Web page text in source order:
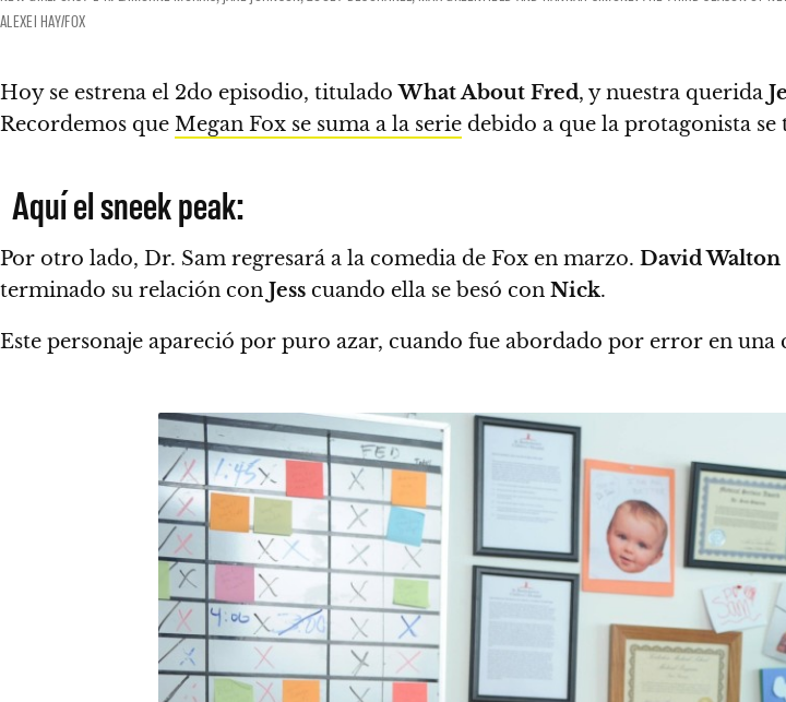
ALEXEI HAY/FOX
Hoy se estrena el 2do episodio, tituladoWhat About Fred, y nuestra querida
Recordemos que Megan Fox se suma a la serie debido a que la protagonista
Aquí el sneek peak:
Por otro lado, Dr. Sam regresará a la comedia de Fox en marzo. David Walton
terminado su relación con Jess cuando ella se besó con Nick.
Este personaje apareció por puro azar, cuando fue abordado por error en una